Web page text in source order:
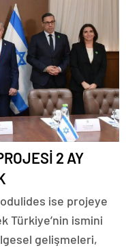
2 AY
ise projeye
Türkiye’nin ismini
gelişmeleri,